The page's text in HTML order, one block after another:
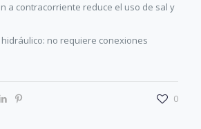
a contracorriente reduce el uso de sal y
no requiere conexiones
0